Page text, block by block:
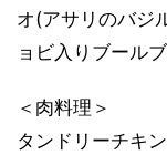
オ(アサリのバジ
ョビ入りブール
＜肉料理＞
タンドリーチキ